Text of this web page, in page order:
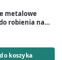
metalowe
robienia na
koszyka